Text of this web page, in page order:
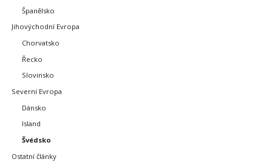
Španělsko
Jihovýchodní Evropa
Chorvatsko
Řecko
Slovinsko
Severní Evropa
Dánsko
Island
Švédsko
Ostatní články